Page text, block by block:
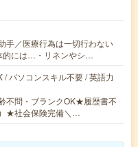
手／医療行為は一切行わない
的には…・リネンやシ…
/ パソコンスキル不要 / 英語力
不問・ブランクOK★履歴書不
★社会保険完備＼…